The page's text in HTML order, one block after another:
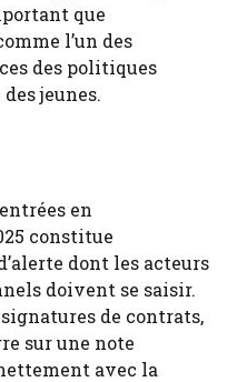
que
l’un des
des politiques
jeunes.
en
constitue
dont les acteurs
doivent se saisir.
de contrats,
sur une note
avec la